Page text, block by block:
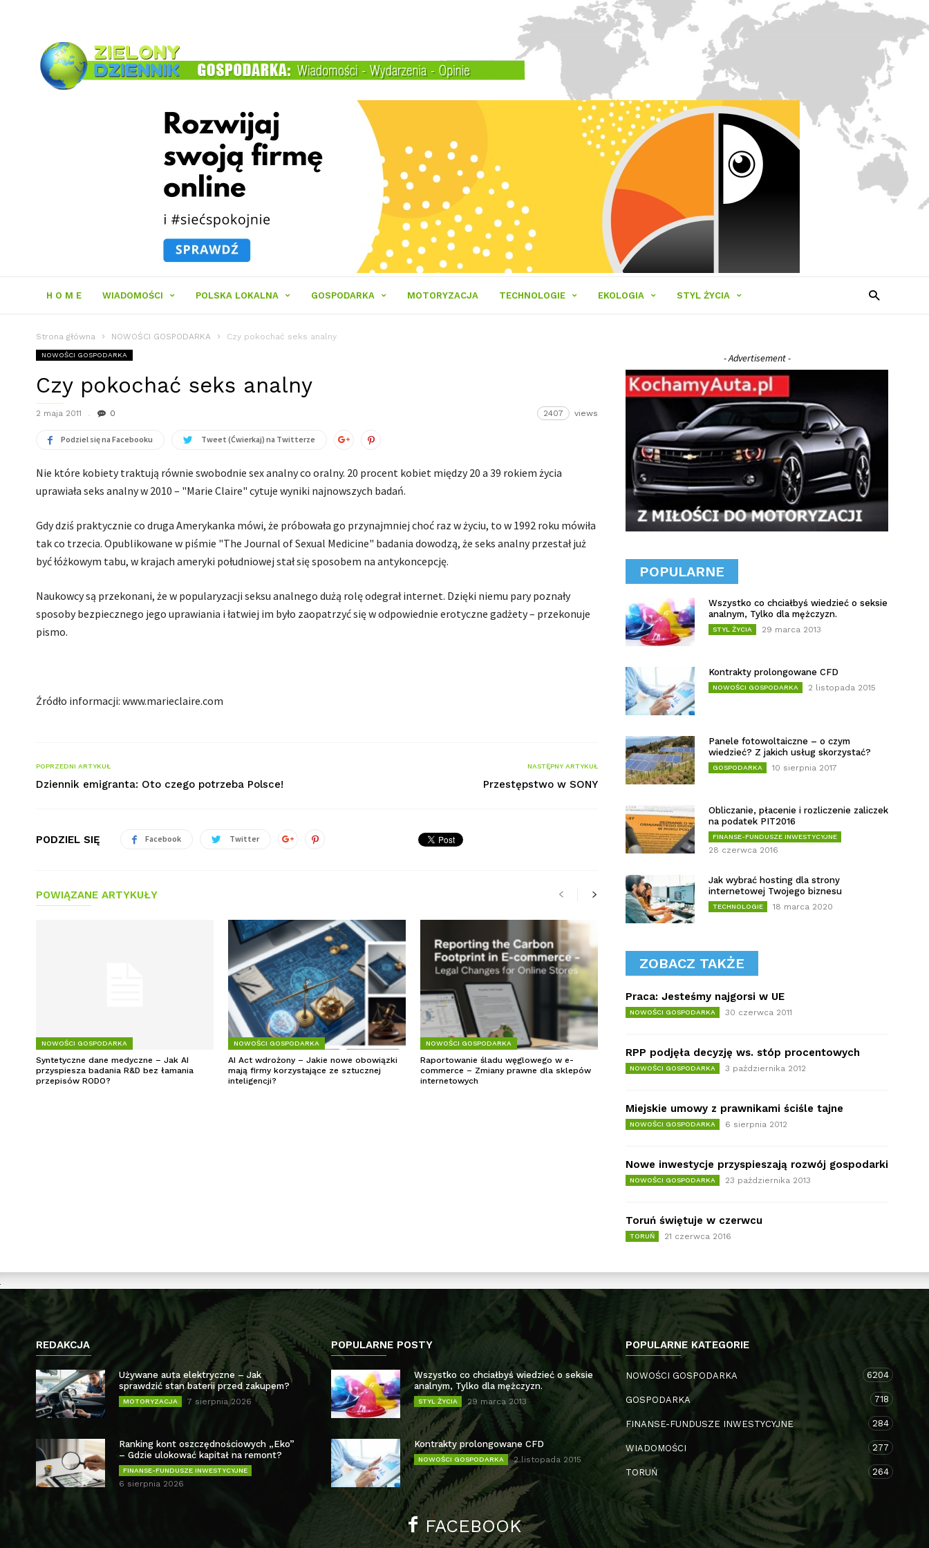
Zielony
Dziennik
H O M E WIADOMOŚCI POLSKA LOKALNA GOSPODARKA MOTORYZACJA TECHNOLOGIE EKOLOGIA STYL ŻYCIA
Strona główna NOWOŚCI GOSPODARKA Czy pokochać seks analny
NOWOŚCI GOSPODARKA
Czy pokochać seks analny
2 maja 2011 0 2407 views
Podziel się na Facebooku Tweet (Ćwierkaj) na Twitterze
Nie które kobiety traktują równie swobodnie sex analny co oralny. 20 procent kobiet między 20 a 39 rokiem życia
uprawiała seks analny w 2010 – "Marie Claire" cytuje wyniki najnowszych badań.
Gdy dziś praktycznie co druga Amerykanka mówi, że próbowała go przynajmniej choć raz w życiu, to w 1992 roku mówiła
tak co trzecia. Opublikowane w piśmie "The Journal of Sexual Medicine" badania dowodzą, że seks analny przestał już
być łóżkowym tabu, w krajach ameryki południowej stał się sposobem na antykoncepcję.
Naukowcy są przekonani, że w popularyzacji seksu analnego dużą rolę odegrał internet. Dzięki niemu pary poznały
sposoby bezpiecznego jego uprawiania i łatwiej im było zaopatrzyć się w odpowiednie erotyczne gadżety – przekonuje
pismo.
Źródło informacji: www.marieclaire.com
POPRZEDNI ARTYKUŁ
Dziennik emigranta: Oto czego potrzeba Polsce!
NASTĘPNY ARTYKUŁ
Przestępstwo w SONY
PODZIEL SIĘ Facebook Twitter
POWIĄZANE ARTYKUŁY
NOWOŚCI GOSPODARKA
Syntetyczne dane medyczne – Jak AI
przyspiesza badania R&D bez łamania
przepisów RODO?
NOWOŚCI GOSPODARKA
AI Act wdrożony – Jakie nowe obowiązki
mają firmy korzystające ze sztucznej
inteligencji?
NOWOŚCI GOSPODARKA
Raportowanie śladu węglowego w e-
commerce – Zmiany prawne dla sklepów
internetowych
- Advertisement -
POPULARNE
Wszystko co chciałbyś wiedzieć o seksie
analnym, Tylko dla mężczyzn.
STYL ŻYCIA 29 marca 2013
Kontrakty prolongowane CFD
NOWOŚCI GOSPODARKA 2 listopada 2015
Panele fotowoltaiczne – o czym
wiedzieć? Z jakich usług skorzystać?
GOSPODARKA 10 sierpnia 2017
Obliczanie, płacenie i rozliczenie zaliczek
na podatek PIT2016
FINANSE-FUNDUSZE INWESTYCYJNE
28 czerwca 2016
Jak wybrać hosting dla strony
internetowej Twojego biznesu
TECHNOLOGIE 18 marca 2020
ZOBACZ TAKŻE
Praca: Jesteśmy najgorsi w UE
NOWOŚCI GOSPODARKA 30 czerwca 2011
RPP podjęła decyzję ws. stóp procentowych
NOWOŚCI GOSPODARKA 3 października 2012
Miejskie umowy z prawnikami ściśle tajne
NOWOŚCI GOSPODARKA 6 sierpnia 2012
Nowe inwestycje przyspieszają rozwój gospodarki
NOWOŚCI GOSPODARKA 23 października 2013
Toruń świętuje w czerwcu
TORUŃ 21 czerwca 2016
REDAKCJA
Używane auta elektryczne – Jak
sprawdzić stan baterii przed zakupem?
MOTORYZACJA 7 sierpnia 2026
Ranking kont oszczędnościowych „Eko”
– Gdzie ulokować kapitał na remont?
FINANSE-FUNDUSZE INWESTYCYJNE
6 sierpnia 2026
POPULARNE POSTY
Wszystko co chciałbyś wiedzieć o seksie
analnym, Tylko dla mężczyzn.
STYL ŻYCIA 29 marca 2013
Kontrakty prolongowane CFD
NOWOŚCI GOSPODARKA 2 listopada 2015
POPULARNE KATEGORIE
NOWOŚCI GOSPODARKA 6204
GOSPODARKA 718
FINANSE-FUNDUSZE INWESTYCYJNE 284
WIADOMOŚCI 277
TORUŃ 264
FACEBOOK